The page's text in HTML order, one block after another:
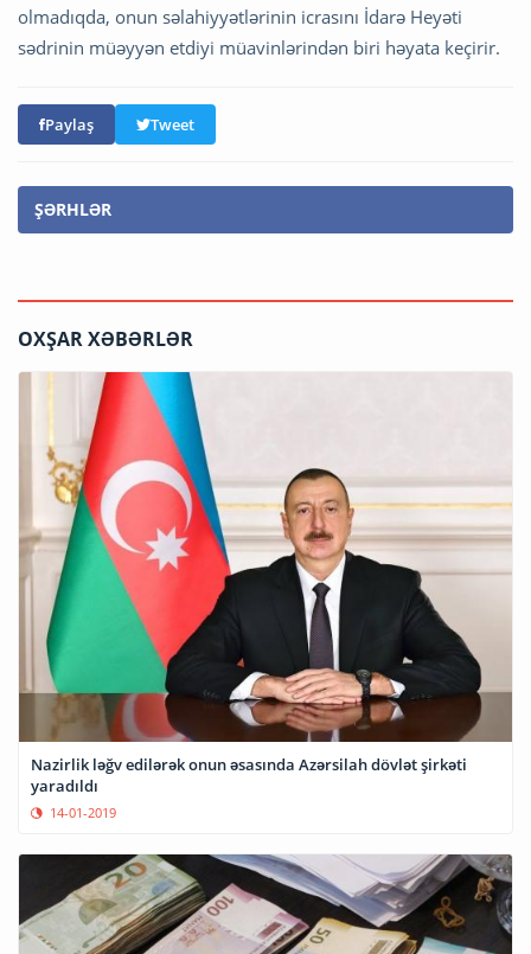
olmadıqda, onun səlahiyyətlərinin icrasını İdarə Heyəti
sədrinin müəyyən etdiyi müavinlərindən biri həyata keçirir.
Paylaş Tweet
ŞƏRHLƏR
OXŞAR XƏBƏRLƏR
Nazirlik ləğv edilərək onun əsasında Azərsilah dövlət şirkəti
yaradıldı
14-01-2019